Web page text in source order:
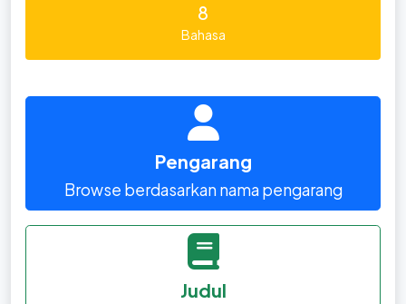
8
Bahasa
Pengarang
Browse berdasarkan nama pengarang
Judul